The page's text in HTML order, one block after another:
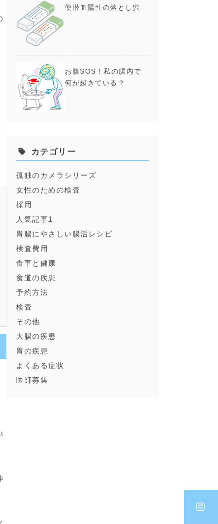
便潜血陽性の落とし穴
お腹SOS！私の腸内で
何が起きている？
カテゴリー
孤独のカメラシリーズ
女性のための検査
採用
人気記事1
胃腸にやさしい腸活レシピ
検査費用
食事と健康
食道の疾患
予約方法
検査
その他
大腸の疾患
胃の疾患
よくある症状
医師募集